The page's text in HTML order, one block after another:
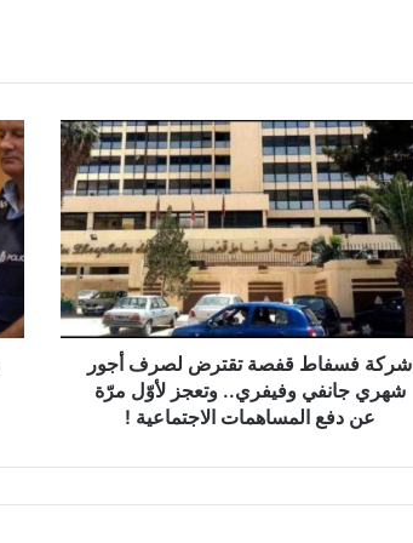
شركة فسفاط قفصة تقترض لصرف أجور
شهري جانفي وفيفري.. وتعجز لأوّل مرّة
عن دفع المساهمات الاجتماعية !
م
ع
ط
ي
ت
د
ي
ع